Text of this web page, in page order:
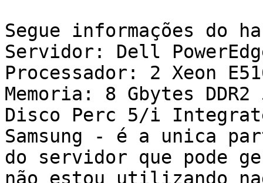
Segue informações do
Servidor: Dell
Processador: 2 Xeon
Memoria: 8 Gbytes DDR2
Disco Perc 5/i
Samsung - é a unica
do servidor que pode
não estou utilizando